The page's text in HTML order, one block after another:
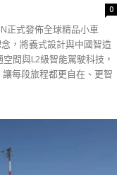
0
正式發佈全球精品小車
念，將義式設計與中國智造
間與L2級智能駕駛科技，
每段旅程都更自在、更智